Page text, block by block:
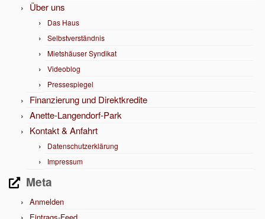
Über uns
Das Haus
Selbstverständnis
Mietshäuser Syndikat
Videoblog
Pressespiegel
Finanzierung und Direktkredite
Anette-Langendorf-Park
Kontakt & Anfahrt
Datenschutzerklärung
Impressum
Meta
Anmelden